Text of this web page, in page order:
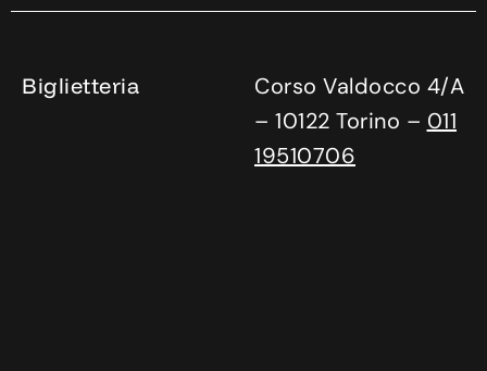
Biglietteria
Corso Valdocco 4/A
– 10122 Torino – 011
19510706